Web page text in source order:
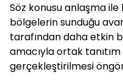
Söz konusu anlaşma
bölgelerin sunduğu
tarafından daha etkin
amacıyla ortak
gerçekleştirilmesi